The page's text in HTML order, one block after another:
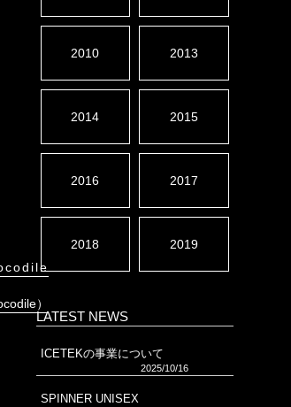
）
2010 2013
2014 2015
2016 2017
2018 2019
LATEST NEWS
ICETEKの事業について
2025/10/16
SPINNER UNISEX